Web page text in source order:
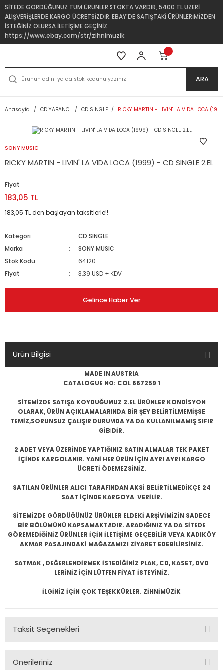
SİTEDE GÖRDÜĞÜNÜZ TÜM ÜRÜNLER STOKTA VARDIR, 5400 TL ÜZERİ
ALIŞVERİŞLERDE KARGO ÜCRETSİZDİR. EBAY'DE SATIŞTAKİ ÜRÜNLERİMİZDEN
İSTEĞİNİZ OLURSA İLETİŞİME GEÇİNİZ.
https://www.ebay.com/str/zihnimuzik
ARA
Anasayfa CD YABANCI CD SINGLE RICKY MARTIN - LIVIN' LA VIDA LOCA
SONY MUSIC
RICKY MARTIN - LIVIN' LA VIDA LOCA (1999) - CD SINGLE 2.EL
Fiyat
183,05 TL
183,05 TL den başlayan taksitlerle!!
Kategori
CD SINGLE
Marka
SONY MUSIC
Stok Kodu
64120
Fiyat
3,39 USD + KDV
Gelince Haber Ver
Ürün Bilgisi
MADE IN AUSTRIA
CATALOGUE NO: COL 667259 1
SİTEMİZDE SATIŞA KOYDUĞUMUZ 2.EL ÜRÜNLER KONDİSYON
OLARAK, ÜRÜN AÇIKLAMALARINDA BİR ŞEY BELİRTİLMEMİŞSE
TEMİZ,SORUNSUZ ÇALIŞIR DURUMDA YA DA KULLANILMAMIŞ SIFIR
GİBİDİR.
2 ADET VEYA ÜZERİNDE YAPTIĞINIZ SATIN ALMALAR TEK PAKET
İÇİNDE KARGOLANIR. YANİ HER ÜRÜN İÇİN AYRI AYRI KARGO
ÜCRETİ ÖDEMEZSİNİZ.
SATILAN ÜRÜNLER ALICI TARAFINDAN AKSİ BELİRTİLMEDİKÇE 24
SAAT İÇİNDE KARGOYA VERİLİR.
SİTEMİZDE GÖRDÜĞÜNÜZ ÜRÜNLER ELDEKİ ARŞİVİMİZİN SADECE
BİR BÖLÜMÜNÜ KAPSAMAKTADIR. ARADIĞINIZ YA DA SİTEDE
GÖREMEDİĞİNİZ ÜRÜNLER İÇİN İLETİŞİME GEÇEBİLİR VEYA KADIKÖY
AKMAR PASAJINDAKİ MAĞAZAMIZI ZİYARET EDEBİLİRSİNİZ.
SATMAK , DEĞERLENDİRMEK İSTEDİĞİNİZ PLAK, CD, KASET, DVD
LERİNİZ İÇİN LÜTFEN FİYAT İSTEYİNİZ.
İLGİNİZ İÇİN ÇOK TEŞEKKÜRLER. ZİHNİMÜZİK
Taksit Seçenekleri
Önerileriniz